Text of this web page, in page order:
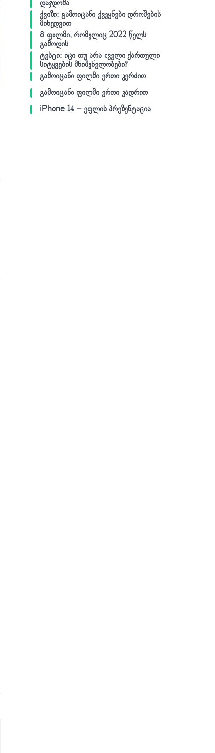
დაჯდომა
ქვიზი: გამოიცანი ქვეყნები დროშების
მიხედვით
8 ფილმი, რომელიც 2022 წელს
გამოდის
ტესტი: იცი თუ არა ძველი ქართული
სიტყვების მნიშვნელობები?
გამოიცანი ფილმი ერთი კერძით
გამოიცანი ფილმი ერთი კადრით
iPhone 14 – ეფლის პრეზენტაცია